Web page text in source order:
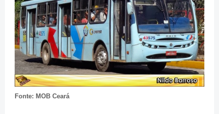
Fonte: MOB Ceará